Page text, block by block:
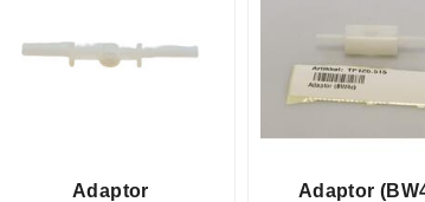
Adaptor
Adaptor